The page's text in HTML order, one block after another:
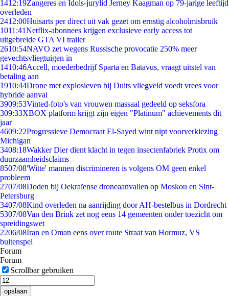
1412:19Zangeres en Idols-jurylid Jerney Kaagman op 79-jarige leeftijd
overleden
2412:00Huisarts per direct uit vak gezet om ernstig alcoholmisbruik
1011:41Netflix-abonnees krijgen exclusieve early access tot
uitgebreide GTA VI trailer
2610:54NAVO zet wegens Russische provocatie 250% meer
gevechtsvliegtuigen in
1410:46Accell, moederbedrijf Sparta en Batavus, vraagt uitstel van
betaling aan
1910:44Drone met explosieven bij Duits vliegveld voedt vrees voor
hybride aanval
3909:53Vinted-foto's van vrouwen massaal gedeeld op seksfora
309:33XBOX platform krijgt zijn eigen "Platinum" achievements dit
jaar
4609:22Progressieve Democraat El-Sayed wint nipt voorverkiezing
Michigan
3408:18Wakker Dier dient klacht in tegen insectenfabriek Protix om
duurzaamheidsclaims
8507/08'Witte' mannen discrimineren is volgens OM geen enkel
probleem
2707/08Doden bij Oekraïense droneaanvallen op Moskou en Sint-
Petersburg
3407/08Kind overleden na aanrijding door AH-bestelbus in Dordrecht
5307/08Van den Brink zet nog eens 14 gemeenten onder toezicht om
spreidingswet
2206/08Iran en Oman eens over route Straat van Hormuz, VS
buitenspel
Forum
Forum
Scrollbar gebruiken
opslaan